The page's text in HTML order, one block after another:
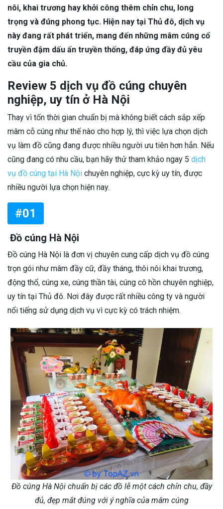
nôi, khai trương hay khởi công thêm chỉn chu, long
trọng và đúng phong tục. Hiện nay tại Thủ đô, dịch vụ
này đang rất phát triển, mang đến những mâm cúng cổ
truyền đậm dấu ấn truyền thống, đáp ứng đầy đủ yêu
cầu của gia chủ.
Review 5 dịch vụ đồ cúng chuyên
nghiệp, uy tín ở Hà Nội
Thay vì tốn thời gian chuẩn bị mà không biết cách sắp xếp
mâm cỗ cúng như thế nào cho hợp lý, thì việc lựa chọn dịch
vụ làm đồ cũng đang được nhiều người ưu tiên hơn hẳn. Nếu
cũng đang có nhu cầu, bạn hãy thử tham khảo ngay 5 dịch
vụ đồ cúng tại Hà Nội chuyên nghiệp, cực kỳ uy tín, được
nhiều người lựa chọn hiện nay.
#01
Đồ cúng Hà Nội
Đồ cúng Hà Nội là đơn vị chuyên cung cấp dịch vụ đồ cúng
trọn gói như mâm đầy cữ, đầy tháng, thôi nôi khai trương,
động thổ, cúng xe, cúng thần tài, cúng cô hồn chuyên nghiệp,
uy tín tại Thủ đô. Nơi đây được rất nhiều công ty và người
nổi tiếng sử dụng dịch vụ vì cực kỳ có trách nhiệm.
Đồ cúng Hà Nội chuẩn bị các đồ lễ một cách chỉn chu, đầy
đủ, đẹp mắt đúng với ý nghĩa của mâm cúng